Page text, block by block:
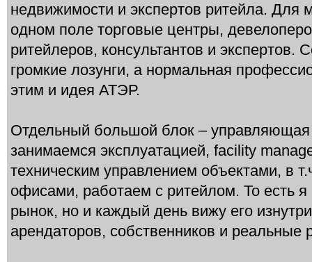
недвижимости и экспертов ритейла. Для
одном поле торговые центры,
ритейлеров, консультантов и экспертов.
громкие лозунги, а нормальная
этим и идея АТЭР.
Отдельный большой блок –
занимаемся эксплуатацией, facility
техническим управлением объектами, в
офисами, работаем с ритейлом. То есть
рынок, но и каждый день вижу его
арендаторов, собственников и реальные